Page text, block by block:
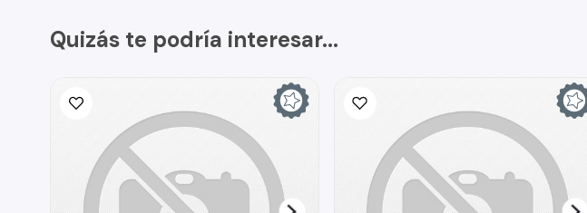
Quizás te podría interesar...